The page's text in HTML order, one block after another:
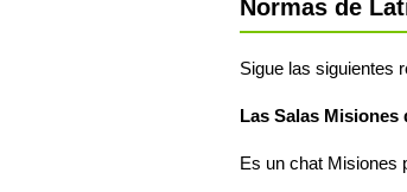
Normas de
Sigue las siguientes
Las Salas Misiones
Es un chat Misiones